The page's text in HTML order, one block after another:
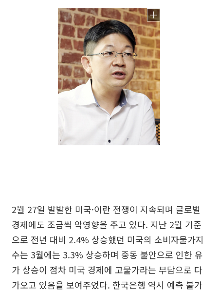
2월 27일 발발한 미국·이란 전쟁이 지속되며 글로벌
경제에도 조금씩 악영향을 주고 있다. 지난 2월 기준
으로 전년 대비 2.4% 상승했던 미국의 소비자물가지
수는 3월에는 3.3% 상승하며 중동 불안으로 인한 유
가 상승이 점차 미국 경제에 고물가라는 부담으로 다
가오고 있음을 보여주었다. 한국은행 역시 예측 불가